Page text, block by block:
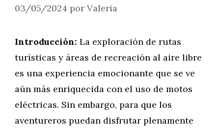
03/05/2024 por Valeria
Introducción: La exploración de rutas
turísticas y áreas de recreación al aire libre
es una experiencia emocionante que se ve
aún más enriquecida con el uso de motos
eléctricas. Sin embargo, para que los
aventureros puedan disfrutar plenamente